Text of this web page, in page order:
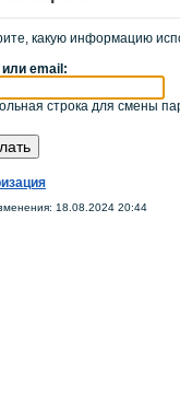
какую информацию
или email:
строка для смены
18.08.2024 20:44